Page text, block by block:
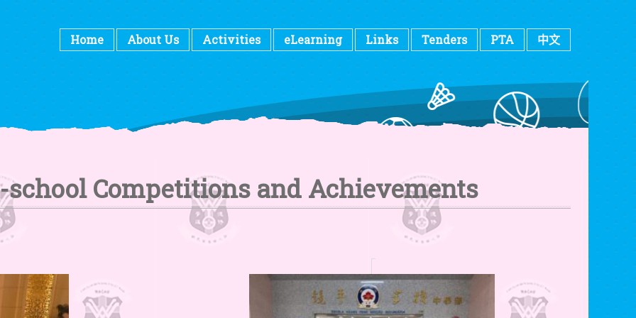
Home About Us Activities eLearning Links Tenders PTA 中文
Competitions and Achievements